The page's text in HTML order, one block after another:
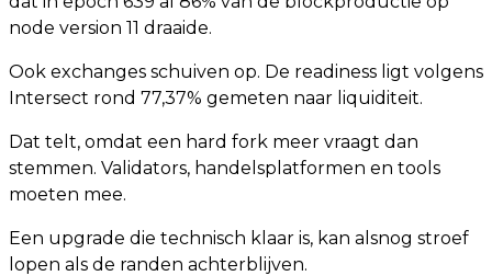
node version 11 draaide.
Ook exchanges schuiven op. De readiness ligt volgens
Intersect rond 77,37% gemeten naar liquiditeit.
Dat telt, omdat een hard fork meer vraagt dan
stemmen. Validators, handelsplatformen en tools
moeten mee.
Een upgrade die technisch klaar is, kan alsnog stroef
lopen als de randen achterblijven.